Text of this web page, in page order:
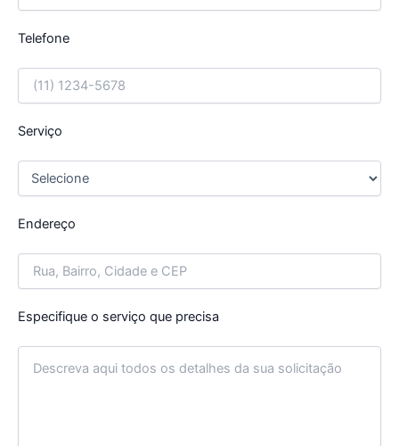
Telefone
Serviço
Endereço
Especifique o serviço que precisa